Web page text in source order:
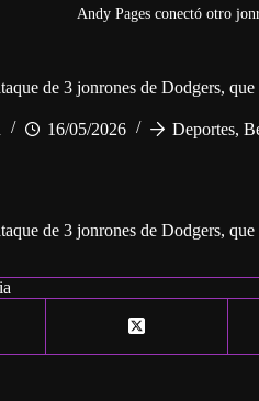
Andy Pages conectó otro
de 3 jonrones de Dodgers,
16/05/2026 Deportes,
de 3 jonrones de Dodgers, que